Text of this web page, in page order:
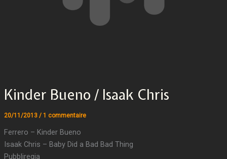
Kinder Bueno / Isaak Chris
20/11/2013 / 1 commentaire
Ferrero – Kinder Bueno
Isaak Chris – Baby Did a Bad Bad Thing
Pubbliregia